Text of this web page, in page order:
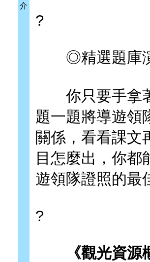
介
?
◎精選題庫演
你只要手拿著
題一題將導遊領
關係，看看課文
目怎麼出，你都
遊領隊證照的最
?
《觀光資源概